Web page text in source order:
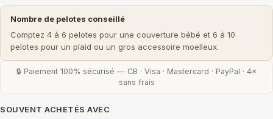
Nombre de pelotes conseillé
Comptez 4 à 6 pelotes pour une couverture bébé et 6 à 10
pelotes pour un plaid ou un gros accessoire moelleux.
🔒 Paiement 100% sécurisé — CB · Visa · Mastercard · PayPal · 4×
sans frais
SOUVENT ACHETÉS AVEC